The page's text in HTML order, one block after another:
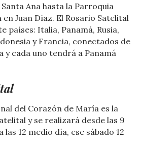
Ana hasta la Parroquia
Juan Díaz. El Rosario Satelital
países: Italia, Panamá, Rusia,
y Francia, conectados de
y cada uno tendrá a Panamá
del Corazón de María es la
y se realizará desde las 9
las 12 medio día, ese sábado 12